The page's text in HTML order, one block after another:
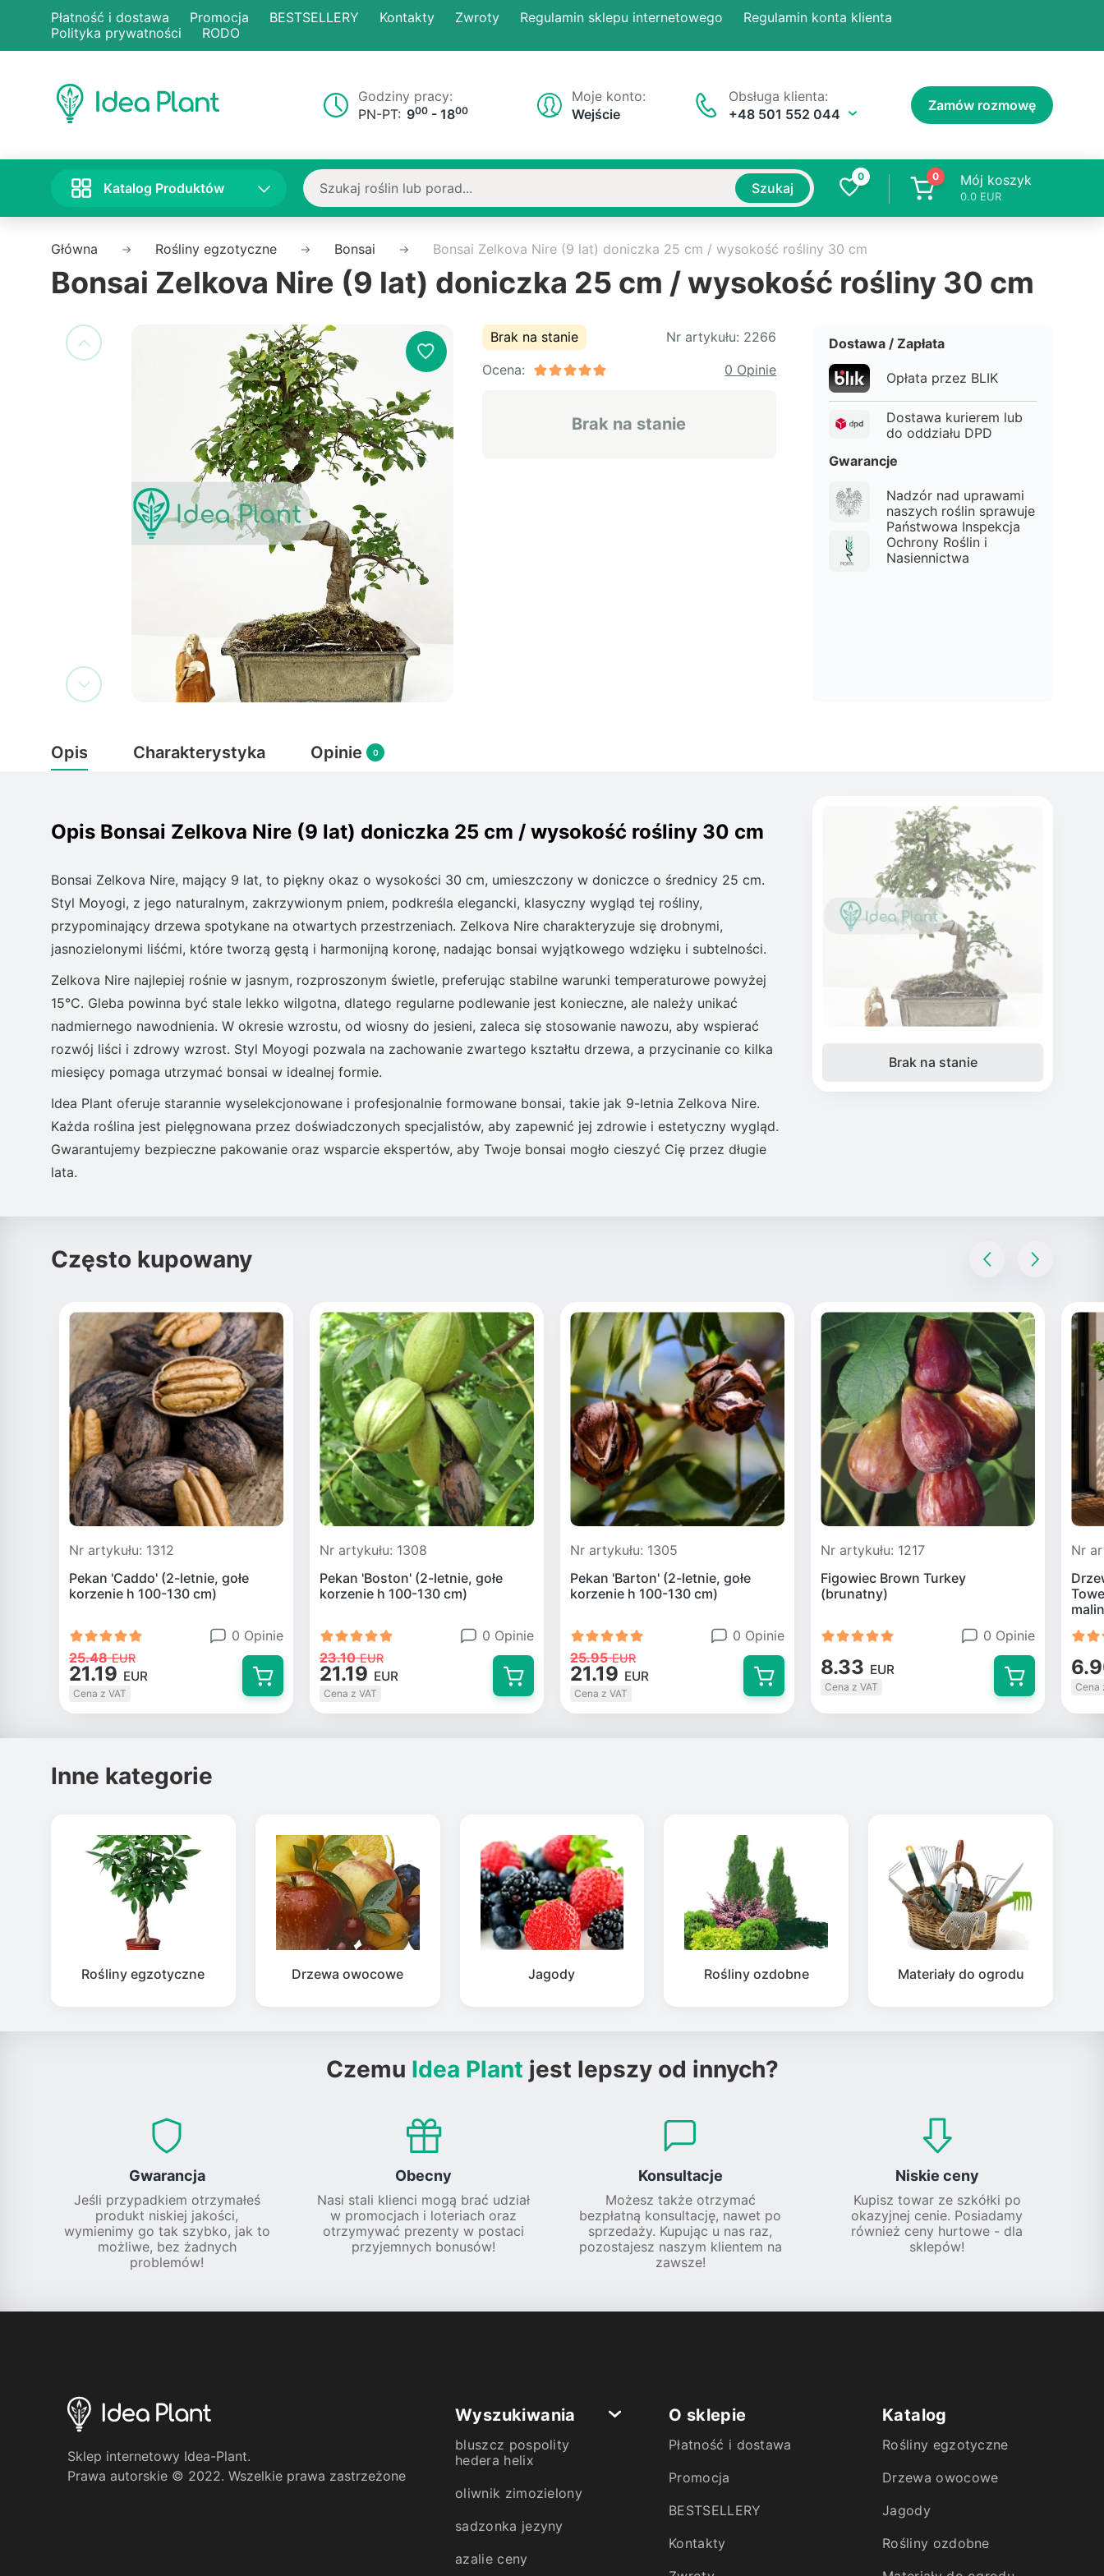
Płatność i dostawa Promocja BESTSELLERY Kontakty Zwroty Regulamin sklepu internetowego
Regulamin konta klienta
Polityka prywatności
RODO
Godziny pracy:
PN-PT: 900 - 1800
Obsługa klienta:
+48 501 552 044
Moje konto:
Wejście
Zamów rozmowę
Katalog Produktów Szukaj
0 0 Mój koszyk
0.0 EUR
Główna Rośliny egzotyczne Bonsai Bonsai Zelkova Nire (9 lat) doniczka 25 cm / wysokość rośliny 30 cm
Bonsai Zelkova Nire (9 lat) doniczka 25 cm / wysokość rośliny 30 cm
Brak na stanie Nr artykułu: 2266
Ocena:
0 Opinie
Brak na stanie
Dostawa / Zapłata
Opłata przez BLIK
Dostawa kurierem lub
do oddziału DPD
Gwarancje
Nadzór nad uprawami
naszych roślin sprawuje
Państwowa Inspekcja
Ochrony Roślin i
Nasiennictwa
Opis Charakterystyka Opinie 0
Opis Bonsai Zelkova Nire (9 lat) doniczka 25 cm / wysokość rośliny 30 cm
Bonsai Zelkova Nire, mający 9 lat, to piękny okaz o wysokości 30 cm, umieszczony w doniczce o średnicy 25 cm.
Styl Moyogi, z jego naturalnym, zakrzywionym pniem, podkreśla elegancki, klasyczny wygląd tej rośliny,
przypominający drzewa spotykane na otwartych przestrzeniach. Zelkova Nire charakteryzuje się drobnymi,
jasnozielonymi liśćmi, które tworzą gęstą i harmonijną koronę, nadając bonsai wyjątkowego wdzięku i subtelności.
Zelkova Nire najlepiej rośnie w jasnym, rozproszonym świetle, preferując stabilne warunki temperaturowe powyżej
15°C. Gleba powinna być stale lekko wilgotna, dlatego regularne podlewanie jest konieczne, ale należy unikać
nadmiernego nawodnienia. W okresie wzrostu, od wiosny do jesieni, zaleca się stosowanie nawozu, aby wspierać
rozwój liści i zdrowy wzrost. Styl Moyogi pozwala na zachowanie zwartego kształtu drzewa, a przycinanie co kilka
miesięcy pomaga utrzymać bonsai w idealnej formie.
Idea Plant oferuje starannie wyselekcjonowane i profesjonalnie formowane bonsai, takie jak 9-letnia Zelkova Nire.
Każda roślina jest pielęgnowana przez doświadczonych specjalistów, aby zapewnić jej zdrowie i estetyczny wygląd.
Gwarantujemy bezpieczne pakowanie oraz wsparcie ekspertów, aby Twoje bonsai mogło cieszyć Cię przez długie
lata.
Brak na stanie
Często kupowany
Nr artykułu: 1312
Pekan 'Caddo' (2-letnie, gołe
korzenie h 100-130 cm)
0 Opinie
25.48 EUR
21.19 EUR
Cena z VAT
Nr artykułu: 1308
Pekan 'Boston' (2-letnie, gołe
korzenie h 100-130 cm)
0 Opinie
23.10 EUR
21.19 EUR
Cena z VAT
Nr artykułu: 1305
Pekan 'Barton' (2-letnie, gołe
korzenie h 100-130 cm)
0 Opinie
25.95 EUR
21.19 EUR
Cena z VAT
Nr artykułu: 1217
Figowiec Brown Turkey
(brunatny)
0 Opinie
8.33 EUR
Cena z VAT
Nr
Cena
Inne kategorie
Rośliny egzotyczne Drzewa owocowe Jagody Rośliny ozdobne Materiały do ogrodu
Czemu Idea Plant jest lepszy od innych?
Gwarancja
Jeśli przypadkiem otrzymałeś
produkt niskiej jakości,
wymienimy go tak szybko, jak to
możliwe, bez żadnych
problemów!
Obecny
Nasi stali klienci mogą brać udział
w promocjach i loteriach oraz
otrzymywać prezenty w postaci
przyjemnych bonusów!
Konsultacje
Możesz także otrzymać
bezpłatną konsultację, nawet po
sprzedaży. Kupując u nas raz,
pozostajesz naszym klientem na
zawsze!
Niskie ceny
Kupisz towar ze szkółki po
okazyjnej cenie. Posiadamy
również ceny hurtowe - dla
sklepów!
Sklep internetowy Idea-Plant.
Prawa autorskie © 2022. Wszelkie prawa zastrzeżone
Wyszukiwania
bluszcz pospolity
hedera helix
oliwnik zimozielony
sadzonka jezyny
azalie ceny
O sklepie
Płatność i dostawa
Promocja
BESTSELLERY
Kontakty
Katalog
Rośliny egzotyczne
Drzewa owocowe
Jagody
Rośliny ozdobne